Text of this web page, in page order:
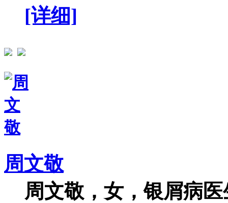
[详细]
周文敬
周文敬，女，银屑病